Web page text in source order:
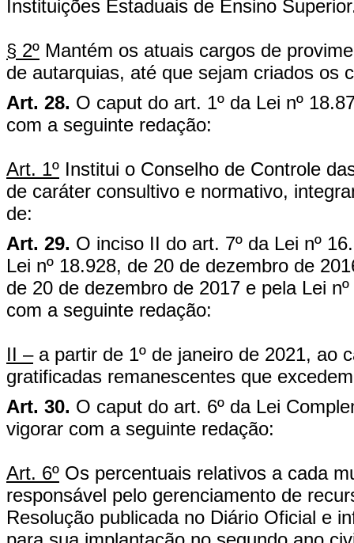
Instituições Estaduais de Ensino
§ 2º Mantém os atuais cargos de
de autarquias, até que sejam criados os
Art. 28. O caput do art. 1º da Lei nº
com a seguinte redação:
Art. 1º Institui o Conselho de Controle
de caráter consultivo e normativo,
de:
Art. 29. O inciso II do art. 7º da Lei nº
Lei nº 18.928, de 20 de dezembro de
de 20 de dezembro de 2017 e pela Lei
com a seguinte redação:
II –a partir de 1º de janeiro de 2021, ao
gratificadas remanescentes que
Art. 30. O caput do art. 6º da Lei
vigorar com a seguinte redação:
Art. 6º Os percentuais relativos a cada
responsável pelo gerenciamento de
Resolução publicada no Diário Oficial e